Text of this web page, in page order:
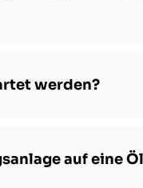
werden?
auf eine